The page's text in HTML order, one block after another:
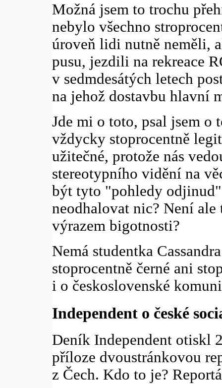
Možná jsem to trochu
nebylo všechno
úroveň lidi nutně neměli,
pusu, jezdili na rekreace
v sedmdesátých letech
na jehož dostavbu hlavní
Jde mi o toto, psal jsem o
vždycky stoprocentně
užitečné, protože nás
stereotypního vidění na
být tyto "pohledy
neodhalovat nic? Není
výrazem bigotnosti?
Nemá studentka
stoprocentně černé ani
i o československé
Independent o české
Deník Independent otiskl
příloze dvoustránkovou
z Čech. Kdo to je?